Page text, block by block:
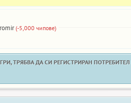
(-5,000 чипове)
ТРЯБВА ДА СИ РЕГИСТРИРАН ПОТРЕБИТЕЛ